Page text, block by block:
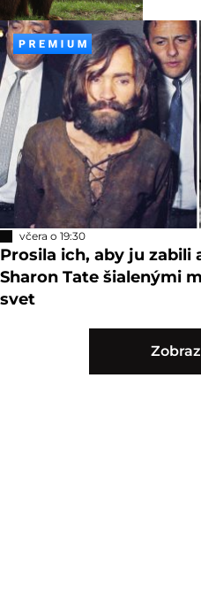
včera o 19:30
Prosila ich, aby ju zabili
Sharon Tate šialenými
svet